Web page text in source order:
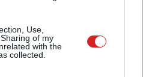
Use,
of my
with the
collected.
mozgást az új
tanösvény nyílt